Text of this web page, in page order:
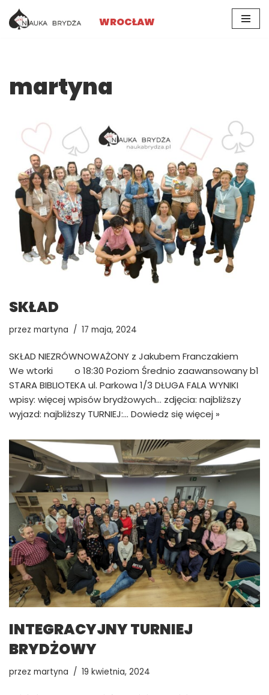
Przejdź
WROCŁAW
martyna
SKŁAD
przez martyna 17 maja, 2024
SKŁAD NIEZRÓWNOWAŻONY z Jakubem Franczakiem
We wtorki o 18:30 Poziom Średnio zaawansowany b1
STARA BIBLIOTEKA ul. Parkowa 1/3​ DŁUGA FALA WYNIKI
wpisy: więcej wpisów brydżowych… zdjęcia: najbliższy
wyjazd: najbliższy TURNIEJ:… Dowiedz się więcej »
INTEGRACYJNY TURNIEJ
BRYDŻOWY
przez martyna 19 kwietnia, 2024